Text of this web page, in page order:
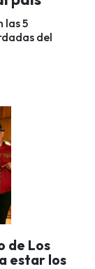
las 5
del
de Los
estar los